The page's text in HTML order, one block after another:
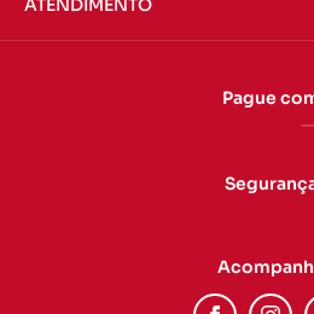
ATENDIMENTO
Pague